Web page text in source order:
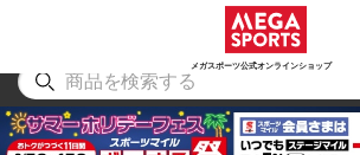
メガスポーツ公式オンラインショップ
アウトドア